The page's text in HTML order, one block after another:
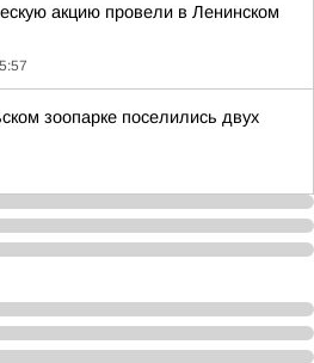
акцию провели в Ленинском
зоопарке поселились двух